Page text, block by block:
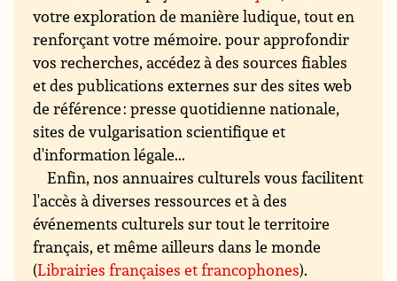
votre exploration de manière ludique, tout en
renforçant votre mémoire. pour approfondir
vos recherches, accédez à des sources fiables
et des publications externes sur des sites web
de référence : presse quotidienne nationale,
sites de vulgarisation scientifique et
d'information légale...
Enfin, nos annuaires culturels vous facilitent
l'accès à diverses ressources et à des
événements culturels sur tout le territoire
français, et même ailleurs dans le monde
(Librairies françaises et francophones).